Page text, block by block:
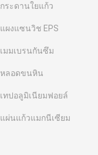
กระดานใยแก้ว
แผงแซนวิช EPS
เมมเบรนกันซึม
หลอดขนหิน
เทปอลูมิเนียมฟอยล์
แผ่นแก้วแมกนีเซียม